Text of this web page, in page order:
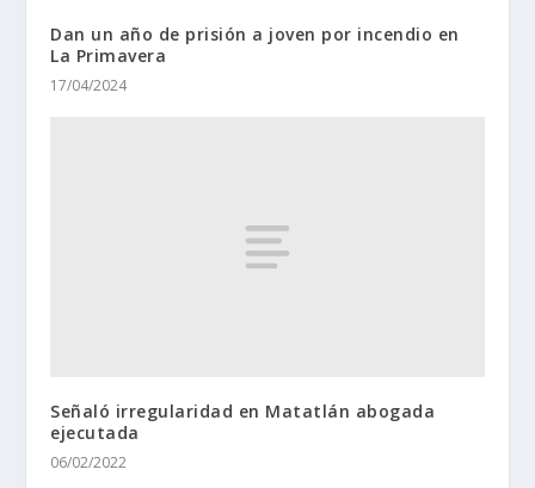
Dan un año de prisión a joven por incendio en
La Primavera
17/04/2024
Señaló irregularidad en Matatlán abogada
ejecutada
06/02/2022